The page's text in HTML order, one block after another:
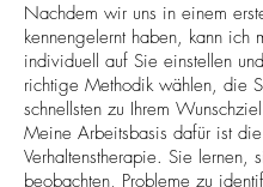
Nachdem wir uns in einem
kennengelernt haben, kann ich
individuell auf Sie einstellen
richtige Methodik wählen, die
schnellsten zu Ihrem
Meine Arbeitsbasis dafür ist
Verhaltenstherapie. Sie lernen,
beobachten, Probleme zu